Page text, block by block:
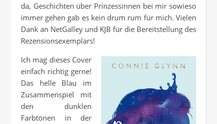
da, Geschichten über Prinzessinnen bei mir sowieso
immer gehen gab es kein drum rum für mich. Vielen
Dank an NetGalley und KJB für die Bereitstellung des
Rezensionsexemplars!
Ich mag dieses Cover
einfach richtig gerne!
Das helle Blau im
Zusammenspiel mit
den dunklen
Farbtönen in der